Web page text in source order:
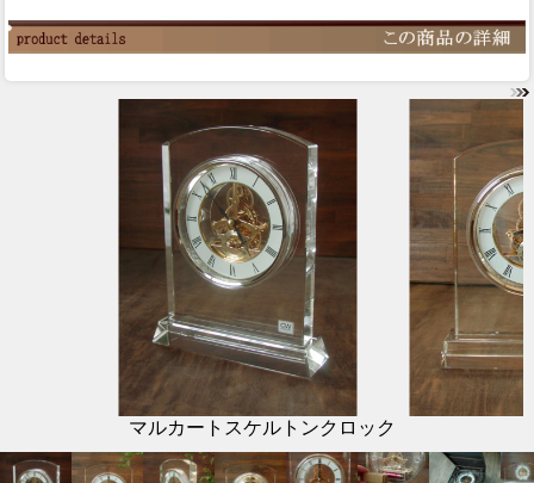
マルカートスケルトンクロック